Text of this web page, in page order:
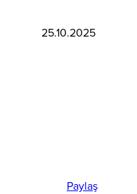
25.10.2025
Paylaş